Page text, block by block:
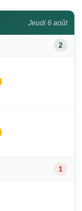
Jeudi 6 août
2
1